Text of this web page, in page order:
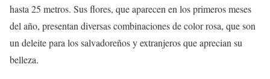
hasta 25 metros. Sus flores, que aparecen en los primeros meses
del año, presentan diversas combinaciones de color rosa, que son
un deleite para los salvadoreños y extranjeros que aprecian su
belleza.